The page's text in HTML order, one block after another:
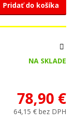
Pridať do košíka
NA SKLADE
78,90 €
64,15 € bez DPH